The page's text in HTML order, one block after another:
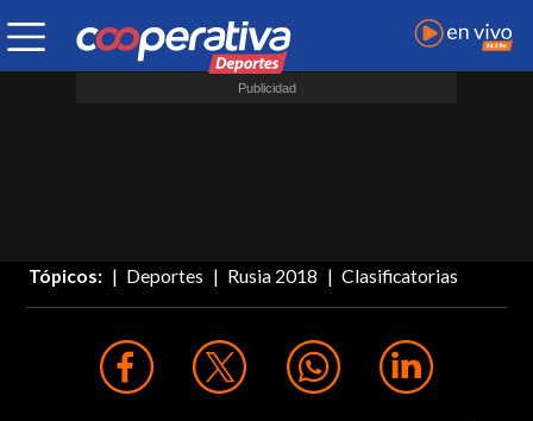
Tópicos: Deportes Rusia 2018 Clasificatorias